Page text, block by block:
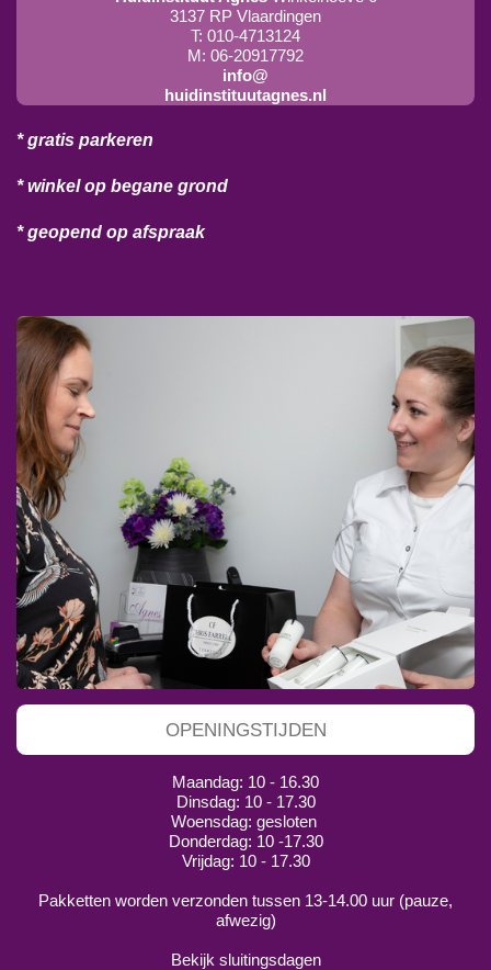
3137 RP Vlaardingen
T: 010-4713124
M: 06-20917792
info@
huidinstituutagnes.nl
* gratis parkeren
* winkel op begane grond
* geopend op afspraak
OPENINGSTIJDEN
Maandag: 10 - 16.30
Dinsdag: 10 - 17.30
Woensdag: gesloten
Donderdag: 10 -17.30
Vrijdag: 10 - 17.30
Pakketten worden verzonden tussen 13-14.00 uur (pauze,
afwezig)
Bekijk sluitingsdagen